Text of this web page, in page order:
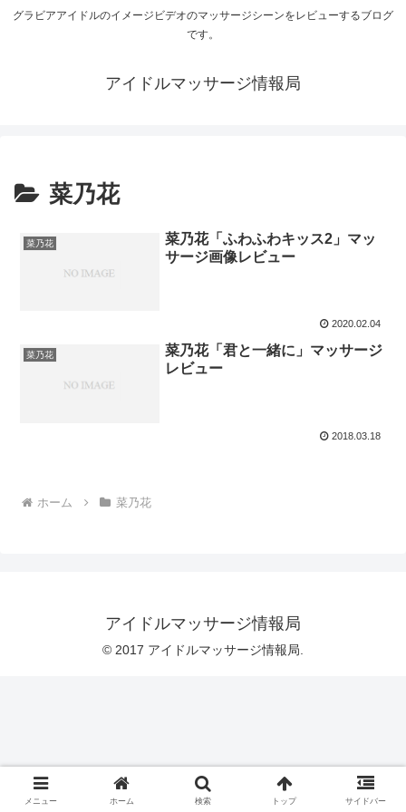
グラビアアイドルのイメージビデオのマッサージシーンをレビューするブログ
です。
アイドルマッサージ情報局
菜乃花
菜乃花
菜乃花「ふわふわキッス2」マッ
サージ画像レビュー
2020.02.04
菜乃花
菜乃花「君と一緒に」マッサージ
レビュー
2018.03.18
ホーム 菜乃花
アイドルマッサージ情報局
© 2017 アイドルマッサージ情報局.
メニュー ホーム 検索 トップ サイドバー